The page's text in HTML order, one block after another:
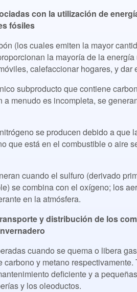
con la utilización de
fósiles
(los cuales emiten la mayor
la mayoría de la
calefaccionar hogares, y dar
subproducto que contiene
menudo es incompleta, se
se producen debido a que
que está en el combustible o aire
cuando el sulfuro (derivado
se combina con el oxígeno; los
en la atmósfera.
y distribución de los
cuando se quema o libera
y metano respectivamente.
deficiente y a
y los oleoductos.